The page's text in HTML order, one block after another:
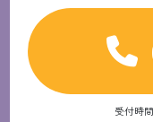
受付時